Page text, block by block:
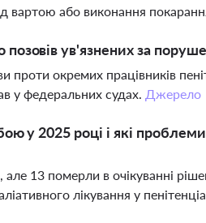
вартою або виконання
ув'язнених за
окремих працівників
у федеральних судах. Джерело
у 2025 році і які
13 померли в очікуванні
лікування у